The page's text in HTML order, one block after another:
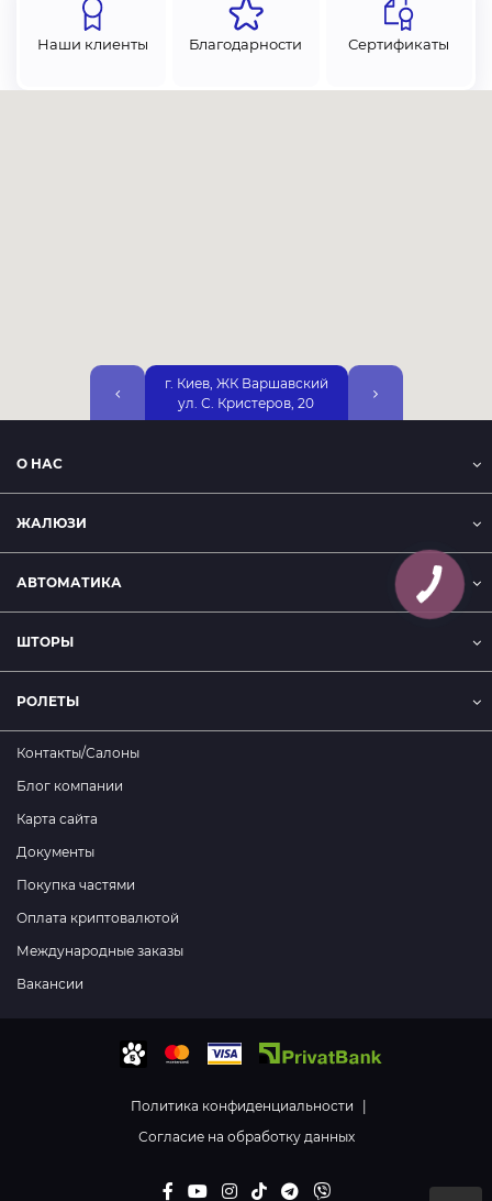
Наши клиенты Благодарности Сертификаты
г. Киев, ЖК Варшавский
ул. С. Кристеров, 20
Набережная, 25А,
О НАС
ЖАЛЮЗИ
АВТОМАТИКА
ШТОРЫ
РОЛЕТЫ
Контакты/Салоны
Блог компании
Карта сайта
Документы
Покупка частями
Оплата криптовалютой
Международные заказы
Вакансии
Политика конфиденциальности
Согласие на обработку данных